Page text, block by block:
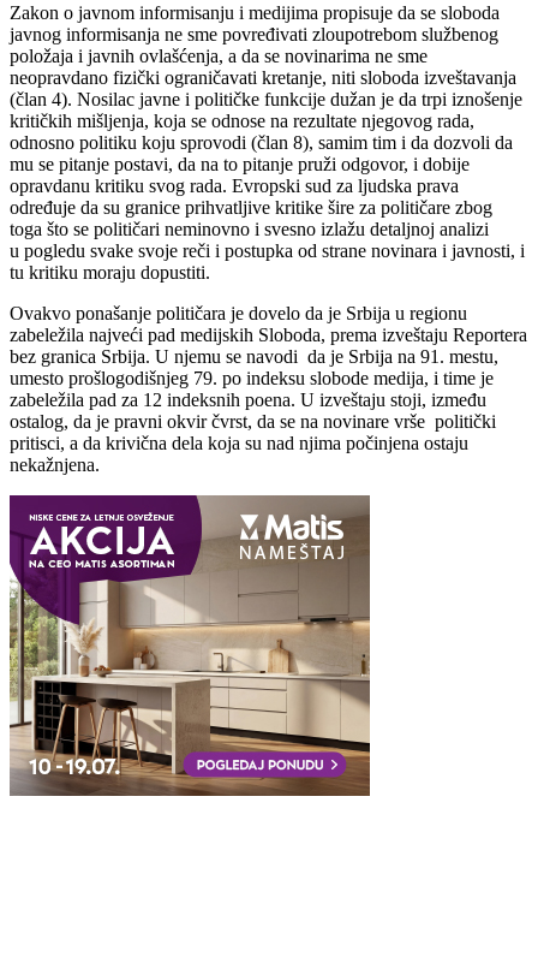
Zakon o javnom informisanju i medijima propisuje da se sloboda
javnog informisanja ne sme povređivati zloupotrebom službenog
položaja i javnih ovlašćenja, a da se novinarima ne sme
neopravdano fizički ograničavati kretanje, niti sloboda izveštavanja
(član 4). Nosilac javne i političke funkcije dužan je da trpi iznošenje
kritičkih mišljenja, koja se odnose na rezultate njegovog rada,
odnosno politiku koju sprovodi (član 8), samim tim i da dozvoli da
mu se pitanje postavi, da na to pitanje pruži odgovor, i dobije
opravdanu kritiku svog rada. Evropski sud za ljudska prava
određuje da su granice prihvatljive kritike šire za političare zbog
toga što se političari neminovno i svesno izlažu detaljnoj analizi
u pogledu svake svoje reči i postupka od strane novinara i javnosti, i
tu kritiku moraju dopustiti.
Ovakvo ponašanje političara je dovelo da je Srbija u regionu
zabeležila najveći pad medijskih Sloboda, prema izveštaju Reportera
bez granica Srbija. U njemu se navodi da je Srbija na 91. mestu,
umesto prošlogodišnjeg 79. po indeksu slobode medija, i time je
zabeležila pad za 12 indeksnih poena. U izveštaju stoji, između
ostalog, da je pravni okvir čvrst, da se na novinare vrše politički
pritisci, a da krivična dela koja su nad njima počinjena ostaju
nekažnjena.